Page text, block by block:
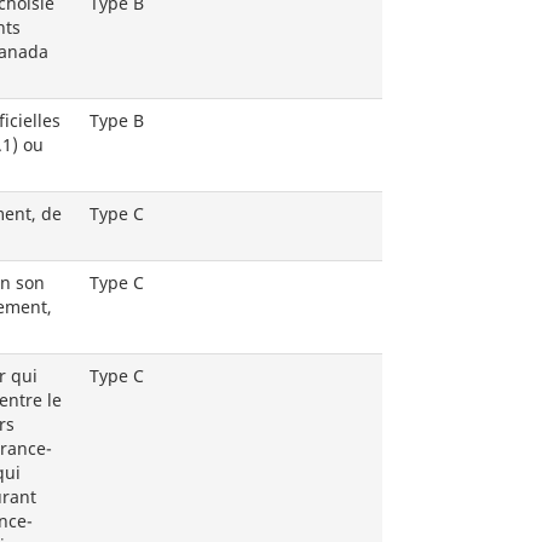
ou
Type B
de Type C
son
Type C
qui
le
Type C